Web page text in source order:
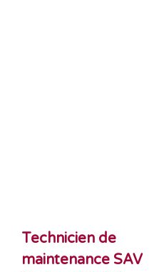
Technicien de
maintenance SAV